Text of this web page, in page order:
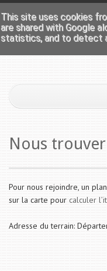
Nous
Pour nous rejoindre, un
sur la carte pour calculer
Adresse du terrain:
This site uses cookies
are shared with Google
statistics, and to detect